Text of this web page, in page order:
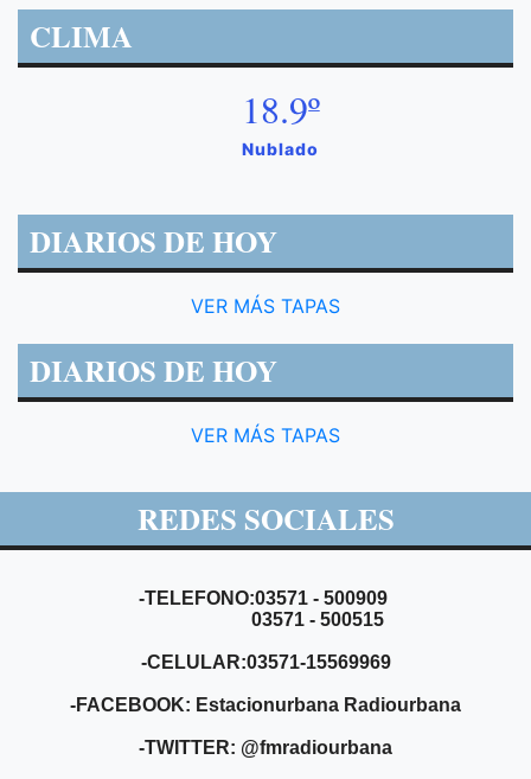
CLIMA
18.9º
Nublado
DIARIOS DE HOY
VER MÁS TAPAS
DIARIOS DE HOY
VER MÁS TAPAS
REDES SOCIALES
-TELEFONO:03571 - 500909
03571 - 500515
-CELULAR:03571-15569969
-FACEBOOK: Estacionurbana Radiourbana
-TWITTER: @fmradiourbana